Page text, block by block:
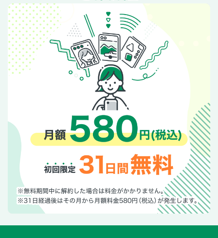
1年生
2年生
3年生
高等科ご卒業
大学ご入学
第3章｜皇族としての歩みを
ご成年会見
成年皇族として初の記者会見のお言葉
4年生
大学ご卒業
大学ご卒業、ご就職に際しての文書回答